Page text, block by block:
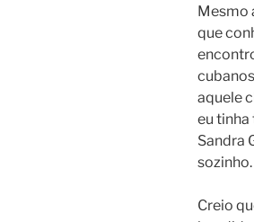
Mesmo
que
aquele
eu tinha
Sandra
sozinho.
Creio